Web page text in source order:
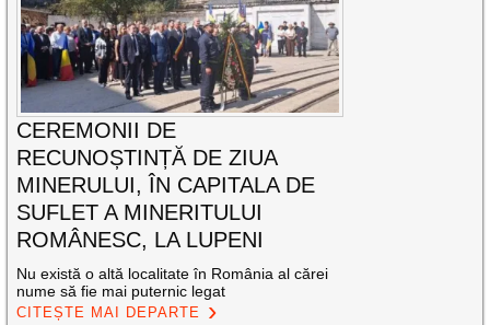
CEREMONII DE
RECUNOȘTINȚĂ DE ZIUA
MINERULUI, ÎN CAPITALA DE
SUFLET A MINERITULUI
ROMÂNESC, LA LUPENI
Nu există o altă localitate în România al cărei
nume să fie mai puternic legat
CITEȘTE MAI DEPARTE